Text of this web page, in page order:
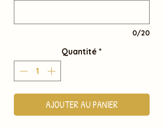
0/20
Quantité *
AJOUTER AU PANIER